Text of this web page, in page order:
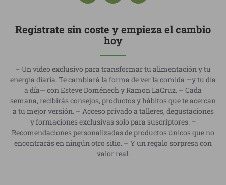
Regístrate sin coste y empieza el cambio
hoy
– Un video exclusivo para transformar tu alimentación y tu
energía diaria. Te cambiará la forma de ver la comida —y tu día
a día— con Esteve Doménech y Ramon LaCruz. – Cada
semana, recibirás consejos, productos y hábitos que te acercan
a tu mejor versión. – Acceso privado a talleres, degustaciones
y formaciones exclusivas solo para suscriptores. –
Recomendaciones personalizadas de productos únicos que no
encontrarás en ningún otro sitio. – Y un regalo sorpresa con
valor real.